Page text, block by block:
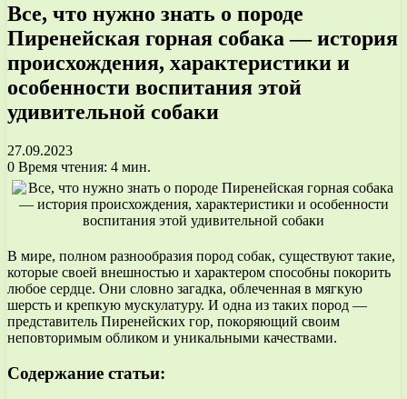
Все, что нужно знать о породе
Пиренейская горная собака — история
происхождения, характеристики и
особенности воспитания этой
удивительной собаки
27.09.2023
0 Время чтения: 4 мин.
В мире, полном разнообразия пород собак, существуют такие,
которые своей внешностью и характером способны покорить
любое сердце. Они словно загадка, облеченная в мягкую
шерсть и крепкую мускулатуру. И одна из таких пород —
представитель Пиренейских гор, покоряющий своим
неповторимым обликом и уникальными качествами.
Содержание статьи: